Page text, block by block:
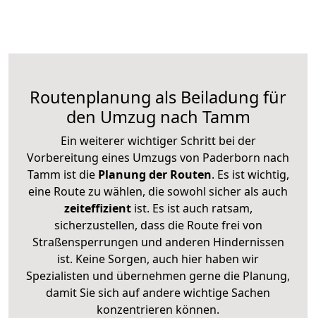
Routenplanung als Beiladung für
den Umzug nach Tamm
Ein weiterer wichtiger Schritt bei der
Vorbereitung eines Umzugs von Paderborn nach
Tamm ist diePlanung der Routen. Es ist wichtig,
eine Route zu wählen, die sowohl sicher als auch
zeiteffizientist. Es ist auch ratsam,
sicherzustellen, dass die Route frei von
Straßensperrungen und anderen Hindernissen
ist. Keine Sorgen, auch hier haben wir
Spezialisten und übernehmen gerne die Planung,
damit Sie sich auf andere wichtige Sachen
konzentrieren können.